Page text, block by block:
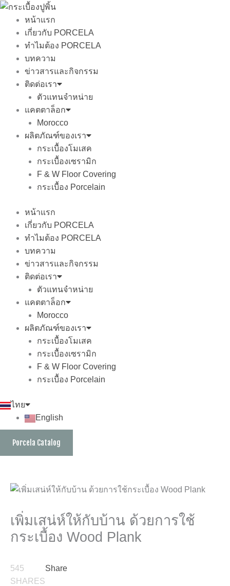
Skip
content
หน้าแรก
เกี่ยวกับ PORCELA
ทำไมต้อง PORCELA
บทความ
ข่าวสารและกิจกรรม
ติดต่อเรา
ตัวแทนจำหน่าย
แคตตาล็อก
Morocco
ผลิตภัณฑ์ของเรา
กระเบื้องโมเสค
กระเบื้องเซรามิก
F & W Floor Covering
กระเบื้อง Porcelain
หน้าแรก
เกี่ยวกับ PORCELA
ทำไมต้อง PORCELA
บทความ
ข่าวสารและกิจกรรม
ติดต่อเรา
ตัวแทนจำหน่าย
แคตตาล็อก
Morocco
ผลิตภัณฑ์ของเรา
กระเบื้องโมเสค
กระเบื้องเซรามิก
F & W Floor Covering
กระเบื้อง Porcelain
ไทย
English
Porcela Catalog
เพิ่มเสน่ห์ให้กับบ้าน ด้วยการใช้
กระเบื้อง Wood Plank
545
SHARES
Share